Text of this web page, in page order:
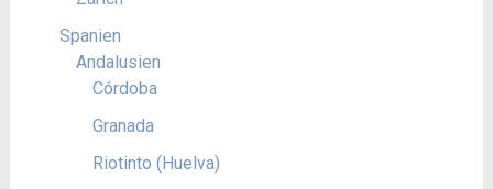
Spanien
Andalusien
Córdoba
Granada
Riotinto (Huelva)